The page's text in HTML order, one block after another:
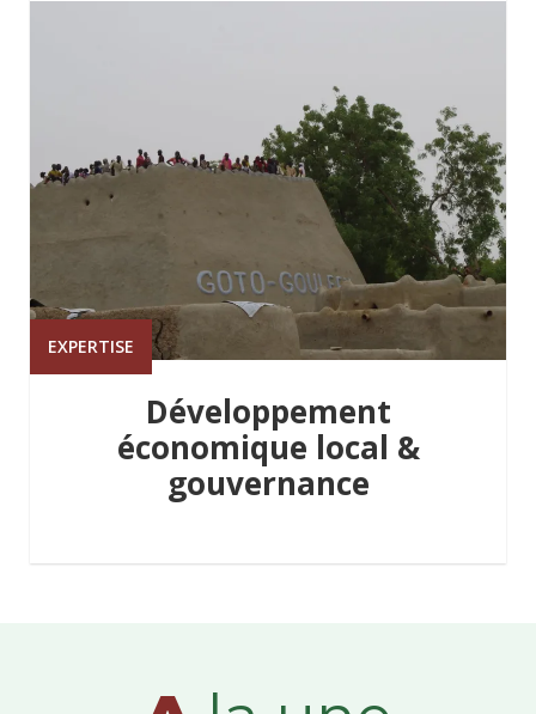
EXPERTISE
Développement
économique local &
gouvernance